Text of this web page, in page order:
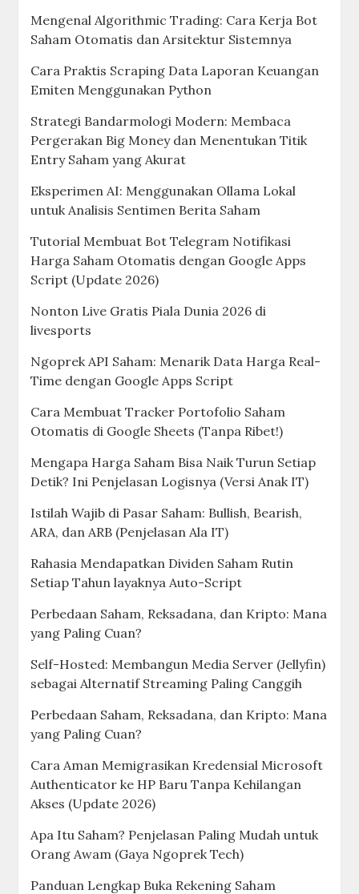
Mengenal Algorithmic Trading: Cara Kerja Bot
Saham Otomatis dan Arsitektur Sistemnya
Cara Praktis Scraping Data Laporan Keuangan
Emiten Menggunakan Python
Strategi Bandarmologi Modern: Membaca
Pergerakan Big Money dan Menentukan Titik
Entry Saham yang Akurat
Eksperimen AI: Menggunakan Ollama Lokal
untuk Analisis Sentimen Berita Saham
Tutorial Membuat Bot Telegram Notifikasi
Harga Saham Otomatis dengan Google Apps
Script (Update 2026)
Nonton Live Gratis Piala Dunia 2026 di
livesports
Ngoprek API Saham: Menarik Data Harga Real-
Time dengan Google Apps Script
Cara Membuat Tracker Portofolio Saham
Otomatis di Google Sheets (Tanpa Ribet!)
Mengapa Harga Saham Bisa Naik Turun Setiap
Detik? Ini Penjelasan Logisnya (Versi Anak IT)
Istilah Wajib di Pasar Saham: Bullish, Bearish,
ARA, dan ARB (Penjelasan Ala IT)
Rahasia Mendapatkan Dividen Saham Rutin
Setiap Tahun layaknya Auto-Script
Perbedaan Saham, Reksadana, dan Kripto: Mana
yang Paling Cuan?
Self-Hosted: Membangun Media Server (Jellyfin)
sebagai Alternatif Streaming Paling Canggih
Perbedaan Saham, Reksadana, dan Kripto: Mana
yang Paling Cuan?
Cara Aman Memigrasikan Kredensial Microsoft
Authenticator ke HP Baru Tanpa Kehilangan
Akses (Update 2026)
Apa Itu Saham? Penjelasan Paling Mudah untuk
Orang Awam (Gaya Ngoprek Tech)
Panduan Lengkap Buka Rekening Saham